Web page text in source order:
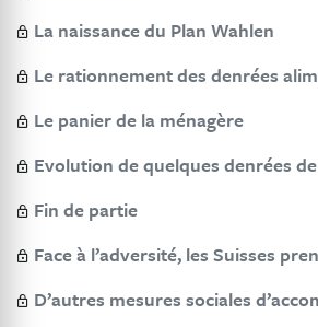
La naissance du Plan Wahlen
Le rationnement des denrées
Le panier de la ménagère
Evolution de quelques denrées
Fin de partie
Face à l’adversité, les Suisses
D’autres mesures sociales